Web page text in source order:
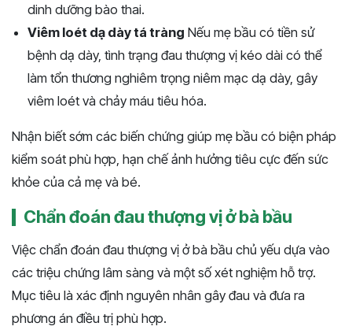
dinh dưỡng bào thai.
Viêm loét dạ dày tá tràng Nếu mẹ bầu có tiền sử
bệnh dạ dày, tình trạng đau thượng vị kéo dài có thể
làm tổn thương nghiêm trọng niêm mạc dạ dày, gây
viêm loét và chảy máu tiêu hóa.
Nhận biết sớm các biến chứng giúp mẹ bầu có biện pháp
kiểm soát phù hợp, hạn chế ảnh hưởng tiêu cực đến sức
khỏe của cả mẹ và bé.
Chẩn đoán đau thượng vị ở bà bầu
Việc chẩn đoán đau thượng vị ở bà bầu chủ yếu dựa vào
các triệu chứng lâm sàng và một số xét nghiệm hỗ trợ.
Mục tiêu là xác định nguyên nhân gây đau và đưa ra
phương án điều trị phù hợp.